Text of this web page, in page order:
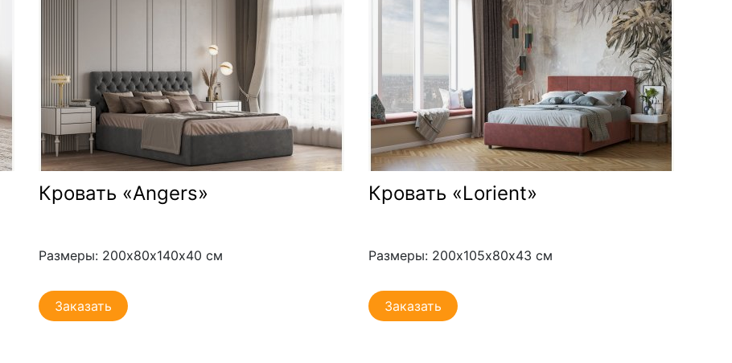
Кровать «Angers»
Размеры: 200х80х140х40 см
Заказать
Кровать «Lorient»
Размеры: 200х105х80х43 см
Заказать